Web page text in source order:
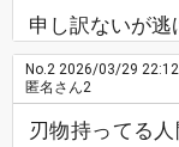
申し訳ないが逃
No.2 2026/03/29 22:12
匿名さん2
刃物持ってる